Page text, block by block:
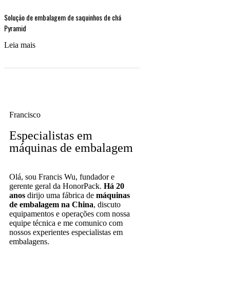
Solução de embalagem de saquinhos de chá
Pyramid
Leia mais
Francisco
Especialistas em
máquinas de embalagem
Olá, sou Francis Wu, fundador e
gerente geral da HonorPack.Há 20
anos dirijo uma fábrica demáquinas
de embalagem na China, discuto
equipamentos e operações com nossa
equipe técnica e me comunico com
nossos experientes especialistas em
embalagens.